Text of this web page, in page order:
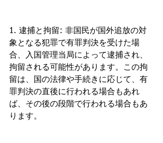
1. 逮捕と拘留: 非国民が国外追放の対
象となる犯罪で有罪判決を受けた場
合、入国管理当局によって逮捕され、
拘留される可能性があります。この拘
留は、国の法律や手続きに応じて、有
罪判決の直後に行われる場合もあれ
ば、その後の段階で行われる場合もあ
ります。